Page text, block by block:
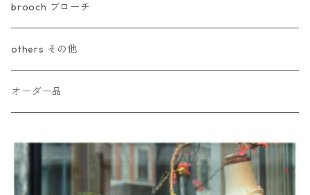
brooch ブローチ
others その他
オーダー品